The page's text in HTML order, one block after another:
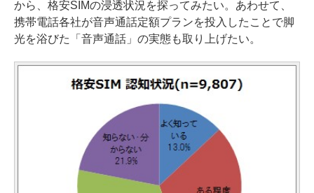
から、格安SIMの浸透状況を探ってみたい。あわせて、
携帯電話各社が音声通話定額プランを投入したことで脚
光を浴びた「音声通話」の実態も取り上げたい。